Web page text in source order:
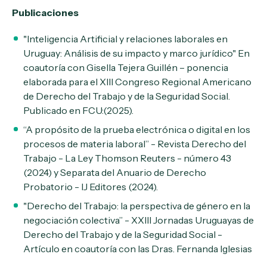
Publicaciones
"Inteligencia Artificial y relaciones laborales en
Uruguay: Análisis de su impacto y marco jurídico" En
coautoría con Gisella Tejera Guillén – ponencia
elaborada para el XIII Congreso Regional Americano
de Derecho del Trabajo y de la Seguridad Social.
Publicado en FCU:(2025).
“A propósito de la prueba electrónica o digital en los
procesos de materia laboral” - Revista Derecho del
Trabajo - La Ley Thomson Reuters - número 43
(2024) y Separata del Anuario de Derecho
Probatorio - IJ Editores (2024).
"Derecho del Trabajo: la perspectiva de género en la
negociación colectiva” - XXIII Jornadas Uruguayas de
Derecho del Trabajo y de la Seguridad Social -
Artículo en coautoría con las Dras. Fernanda Iglesias